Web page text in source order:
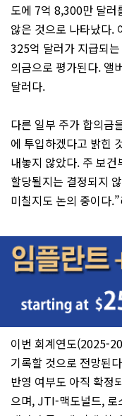
도에 7억 8,300만 달러
않은 것으로 나타났다.
325억 달러가 지급되
의금으로 평가된다. 앨
달러다.
다른 일부 주가 합의금
에 투입하겠다고 밝힌
내놓지 않았다. 주 보
할당될지는 결정되지
미칠지도 논의 중이다
이번 회계연도(2025-
기록할 것으로 전망된
반영 여부도 아직 확정
으며, JTI-맥도널드, 로